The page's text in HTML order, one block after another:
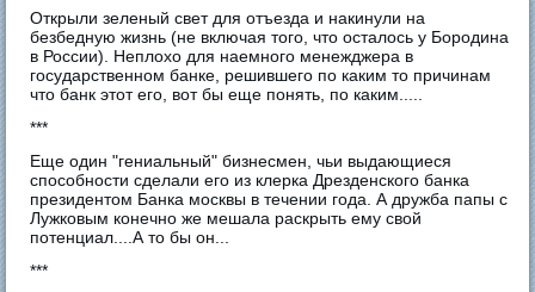
Открыли зеленый свет для отъезда и накинули на
безбедную жизнь (не включая того, что осталось у Бородина
в России). Неплохо для наемного менежджера в
государственном банке, решившего по каким то причинам
что банк этот его, вот бы еще понять, по каким.....
***
Еще один "гениальный" бизнесмен, чьи выдающиеся
способности сделали его из клерка Дрезденского банка
президентом Банка москвы в течении года. А дружба папы с
Лужковым конечно же мешала раскрыть ему свой
потенциал....А то бы он...
***